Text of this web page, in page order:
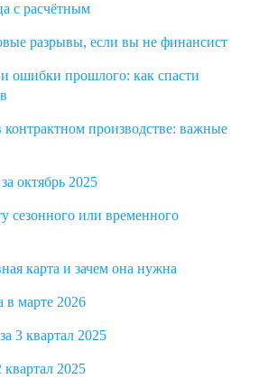
с расчётным
разрывы, если вы не финансист
и ошибки прошлого: как спасти
контрактном производстве: важные
октябрь 2025
сезонного или временного
карта и зачем она нужна
в марте 2026
3 квартал 2025
2025